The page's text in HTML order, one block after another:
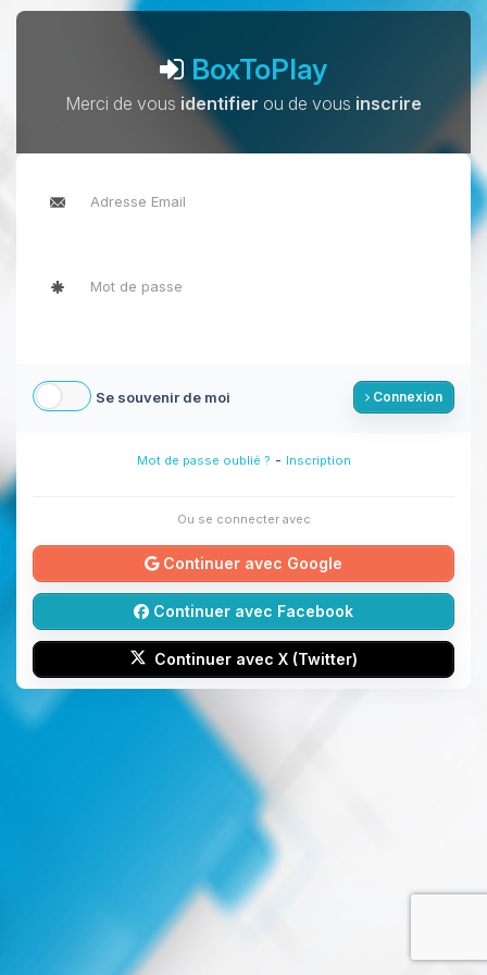
BoxToPlay
Merci de vous identifier ou de vous inscrire
Se souvenir de moi Connexion
Mot de passe oublié ? - Inscription
Ou se connecter avec
Continuer avec Google
Continuer avec Facebook
Continuer avec X (Twitter)